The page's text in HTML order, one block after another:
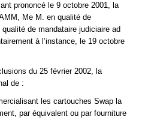
prononcé le 9 octobre 2001, la
Me M. en qualité de
de mandataire judiciaire ad
à l’instance, le 19 octobre
du 25 février 2002, la
de :
les cartouches Swap la
par équivalent ou par fourniture